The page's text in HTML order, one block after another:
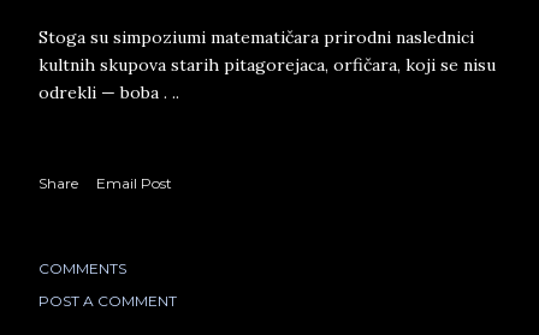
Stoga su simpoziumi matematičara prirodni naslednici
kultnih skupova starih pitagorejaca, orfičara, koji se nisu
odrekli — boba . ..
Share Email Post
COMMENTS
POST A COMMENT